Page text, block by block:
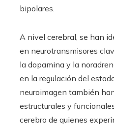
bipolares.
A nivel cerebral, se han
en neurotransmisores
la dopamina y la
en la regulación del
neuroimagen también
estructurales y
cerebro de quienes